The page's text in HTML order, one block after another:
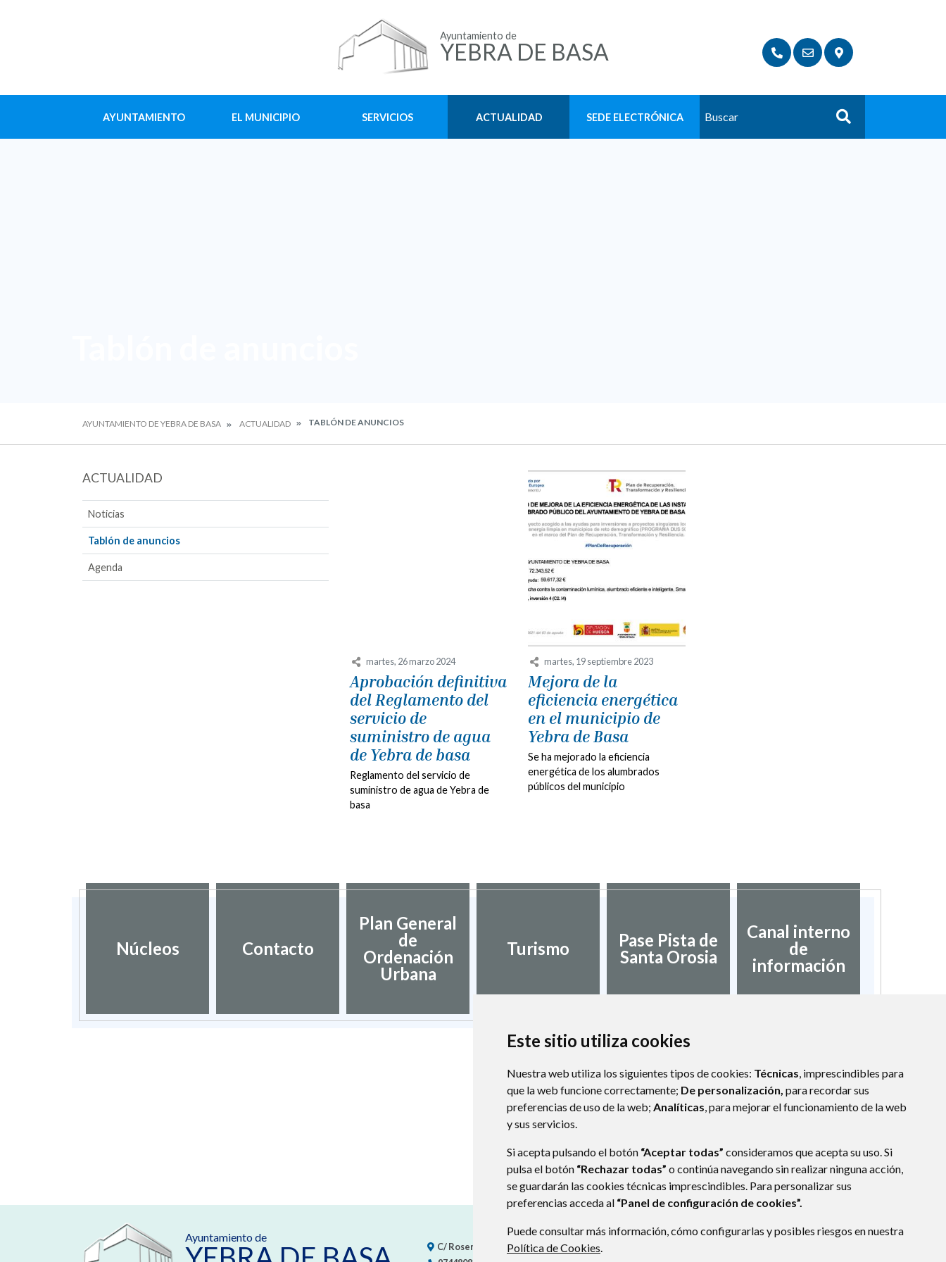
Este sitio utiliza cookies
Nuestra web utiliza los siguientes tipos de cookies: Técnicas, imprescindibles para
que la web funcione correctamente; De personalización, para recordar sus
preferencias de uso de la web; Analíticas, para mejorar el funcionamiento de la web
y sus servicios.
Si acepta pulsando el botón “Aceptar todas” consideramos que acepta su uso. Si
pulsa el botón “Rechazar todas” o continúa navegando sin realizar ninguna acción,
se guardarán las cookies técnicas imprescindibles. Para personalizar sus
preferencias acceda al “Panel de configuración de cookies”.
Puede consultar más información, cómo configurarlas y posibles riesgos en nuestra
Política de Cookies.
Ayuntamiento de
YEBRA DE BASA
AYUNTAMIENTO EL MUNICIPIO SERVICIOS ACTUALIDAD SEDE ELECTRÓNICA Buscar
AYUNTAMIENTO DE YEBRA DE BASA ACTUALIDAD TABLÓN DE ANUNCIOS
ACTUALIDAD
Noticias
Tablón de anuncios
Agenda
martes, 26 marzo 2024
Aprobación definitiva
del Reglamento del
servicio de
suministro de agua
de Yebra de basa
Reglamento del servicio de
suministro de agua de Yebra de
basa
martes, 19 septiembre 2023
Mejora de la
eficiencia energética
en el municipio de
Yebra de Basa
Se ha mejorado la eficiencia
energética de los alumbrados
públicos del municipio
Núcleos Contacto
Plan General
de
Ordenación
Urbana
Turismo
Pase Pista de
Santa Orosia
Canal interno
de
información
Ayuntamiento de
C/ Roseras, nº 2 22610YEBRA DE BASA (HUESCA)